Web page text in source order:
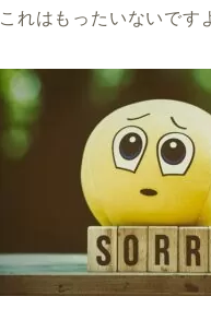
これはもったいないです